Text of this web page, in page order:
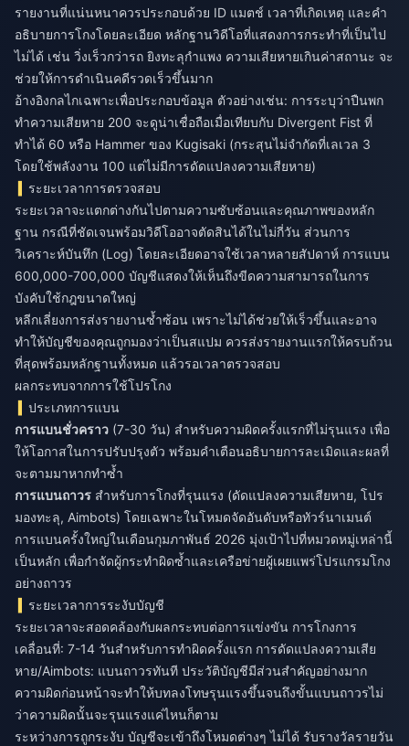
รายงานที่แน่นหนาควรประกอบด้วย ID แมตช์ เวลาที่เกิดเหตุ และคำ
อธิบายการโกงโดยละเอียด หลักฐานวิดีโอที่แสดงการกระทำที่เป็นไป
ไม่ได้ เช่น วิ่งเร็วกว่ารถ ยิงทะลุกำแพง ความเสียหายเกินค่าสถานะ จะ
ช่วยให้การดำเนินคดีรวดเร็วขึ้นมาก
อ้างอิงกลไกเฉพาะเพื่อประกอบข้อมูล ตัวอย่างเช่น: การระบุว่าปืนพก
ทำความเสียหาย 200 จะดูน่าเชื่อถือเมื่อเทียบกับ Divergent Fist ที่
ทำได้ 60 หรือ Hammer ของ Kugisaki (กระสุนไม่จำกัดที่เลเวล 3
โดยใช้พลังงาน 100 แต่ไม่มีการดัดแปลงความเสียหาย)
ระยะเวลาการตรวจสอบ
ระยะเวลาจะแตกต่างกันไปตามความซับซ้อนและคุณภาพของหลัก
ฐาน กรณีที่ชัดเจนพร้อมวิดีโออาจตัดสินได้ในไม่กี่วัน ส่วนการ
วิเคราะห์บันทึก (Log) โดยละเอียดอาจใช้เวลาหลายสัปดาห์ การแบน
600,000-700,000 บัญชีแสดงให้เห็นถึงขีดความสามารถในการ
บังคับใช้กฎขนาดใหญ่
หลีกเลี่ยงการส่งรายงานซ้ำซ้อน เพราะไม่ได้ช่วยให้เร็วขึ้นและอาจ
ทำให้บัญชีของคุณถูกมองว่าเป็นสแปม ควรส่งรายงานแรกให้ครบถ้วน
ที่สุดพร้อมหลักฐานทั้งหมด แล้วรอเวลาตรวจสอบ
ผลกระทบจากการใช้โปรโกง
ประเภทการแบน
การแบนชั่วคราว (7-30 วัน) สำหรับความผิดครั้งแรกที่ไม่รุนแรง เพื่อ
ให้โอกาสในการปรับปรุงตัว พร้อมคำเตือนอธิบายการละเมิดและผลที่
จะตามมาหากทำซ้ำ
การแบนถาวร สำหรับการโกงที่รุนแรง (ดัดแปลงความเสียหาย, โปร
มองทะลุ, Aimbots) โดยเฉพาะในโหมดจัดอันดับหรือทัวร์นาเมนต์
การแบนครั้งใหญ่ในเดือนกุมภาพันธ์ 2026 มุ่งเป้าไปที่หมวดหมู่เหล่านี้
เป็นหลัก เพื่อกำจัดผู้กระทำผิดซ้ำและเครือข่ายผู้เผยแพร่โปรแกรมโกง
อย่างถาวร
ระยะเวลาการระงับบัญชี
ระยะเวลาจะสอดคล้องกับผลกระทบต่อการแข่งขัน การโกงการ
เคลื่อนที่: 7-14 วันสำหรับการทำผิดครั้งแรก การดัดแปลงความเสีย
หาย/Aimbots: แบนถาวรทันที ประวัติบัญชีมีส่วนสำคัญอย่างมาก
ความผิดก่อนหน้าจะทำให้บทลงโทษรุนแรงขึ้นจนถึงขั้นแบนถาวรไม่
ว่าความผิดนั้นจะรุนแรงแค่ไหนก็ตาม
ระหว่างการถูกระงับ บัญชีจะเข้าถึงโหมดต่างๆ ไม่ได้ รับรางวัลรายวัน